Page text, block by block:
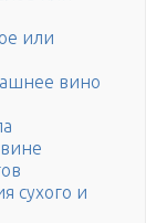
или
вино
сухого и